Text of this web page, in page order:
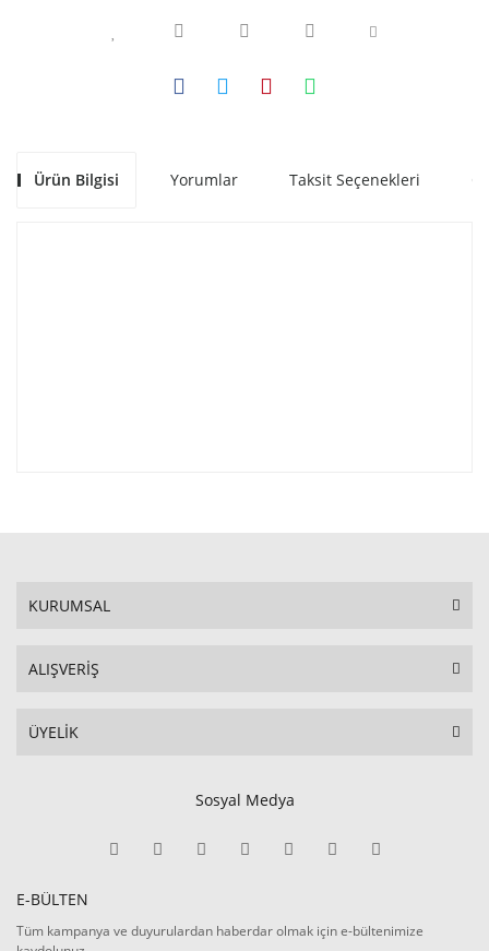
Ürün Bilgisi Yorumlar Taksit Seçenekleri
KURUMSAL
ALIŞVERİŞ
ÜYELİK
Sosyal Medya
E-BÜLTEN
Tüm kampanya ve duyurulardan haberdar olmak için e-bültenimize